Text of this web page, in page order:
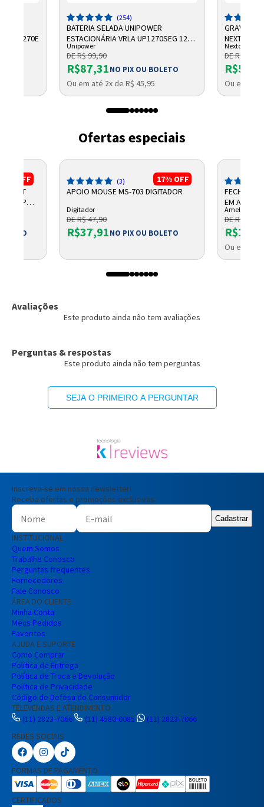
UP1270E
(254)
BATERIA SELADA UNIPOWER
ESTACIONÁRIA VRLA UP1270SEG 12V
7AH F187
Unipower
DE R$ 99,90
R$87,31NO PIX OU BOLETO
Ou em até 2x de R$ 45,95
NEXTTECH
Nextcall
DE R$
Ou em até
Ofertas especiais
OFF
17% OFF
(3)
APOIO MOUSE MS-703 DIGITADOR
Digitador
DE R$ 47,90
R$37,91NO PIX OU BOLETO
FECHO
EM
Amelco
DE R$
Ou em até
Avaliações
Este produto ainda não tem avaliações
Perguntas & respostas
Este produto ainda não tem perguntas
SEJA O PRIMEIRO A PERGUNTAR
Inscreva-se em nossa newsletter!
Receba ofertas e promoções exclusivas
Cadastrar
INSTITUCIONAL
Quem Somos
Trabalhe Conosco
Perguntas frequentes
Fornecedores
Fale Conosco
ÁREA DO CLIENTE
Minha Conta
Meus Pedidos
Favoritos
AJUDA E SUPORTE
Como Comprar
Política de Entrega
Política de Troca e Devolução
Política de Privacidade
Código de Defesa do Consumidor
TELEVENDAS E ATENDIMENTO
(11) 2823-7066
(11) 4580-0085
(11) 2823-7066
REDES SOCIAIS
FORMAS DE PAGAMENTO
CERTIFICADOS
Nome Completo